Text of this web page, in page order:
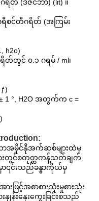
ရိတ် (ဒီဇင်ဘာ) (lit) ။
ရီစင်တီဂရိတ် (အကြမ်း
h2o)
ရိတ်တွင် ၀.၁ ဂရမ် / ml၊
± 1 °, H2O အတွက်က c =
ာအမိုင်နိုအက်ဆစ်များထဲမှ
ားတွင်စတုတ္ထကန့်သတ်ချက်
င်းသည်ခန္ဓာကိုယ်မှ
ဖြင့်အစာစားသုံးမှုစားသုံး
းနှုန်းနှေးကွေးခြင်းစသည်